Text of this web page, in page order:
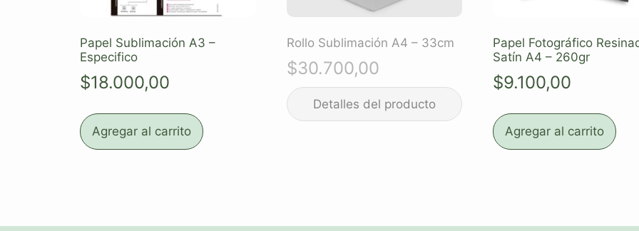
Papel Sublimación A3 –
Especifico
$18.000,00
Agregar al carrito
Rollo Sublimación A4 – 33cm
$30.700,00
Papel Fotográfico
Satín A4 – 260gr
$9.100,00
Agregar al carrito